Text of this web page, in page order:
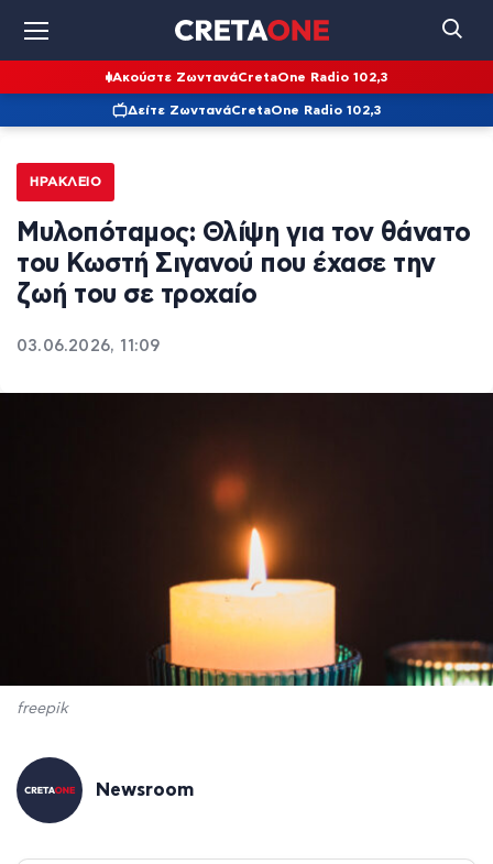
Ακούστε ΖωντανάCretaOne Radio 102,3
Δείτε ΖωντανάCretaOne Radio 102,3
ΗΡΆΚΛΕΙΟ
Μυλοπόταμος: Θλίψη για τον θάνατο
του Κωστή Σιγανού που έχασε την
ζωή του σε τροχαίο
03.06.2026, 11:09
freepik
Newsroom